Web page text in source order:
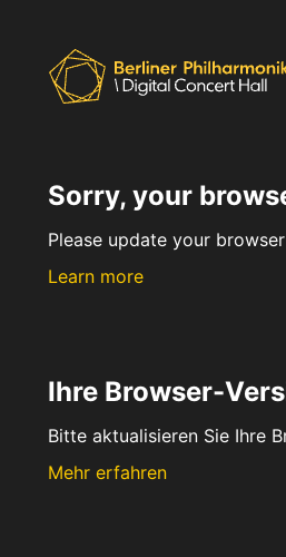
Sorry, your
Please update your
Learn more
Ihre Browser-
Bitte aktualisieren Sie Ihre
Mehr erfahren